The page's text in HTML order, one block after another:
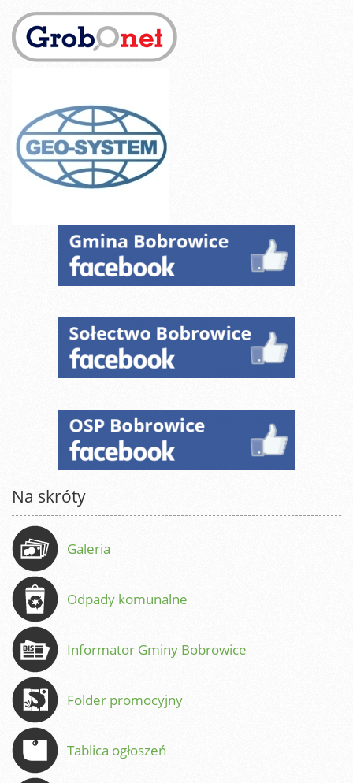
Na skróty
Galeria
Odpady komunalne
Informator Gminy Bobrowice
Folder promocyjny
Tablica ogłoszeń